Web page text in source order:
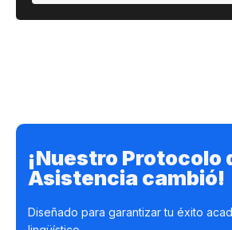
¡Nuestro Protocolo
Asistencia cambió!
Diseñado para garantizar tu éxito